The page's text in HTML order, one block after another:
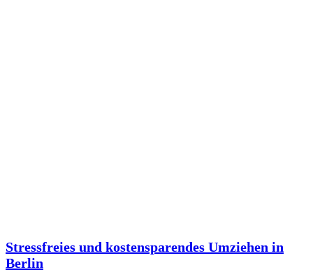
Stressfreies und kostensparendes Umziehen in
Berlin